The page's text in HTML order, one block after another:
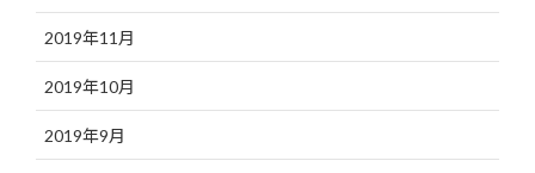
2019年11月
2019年10月
2019年9月